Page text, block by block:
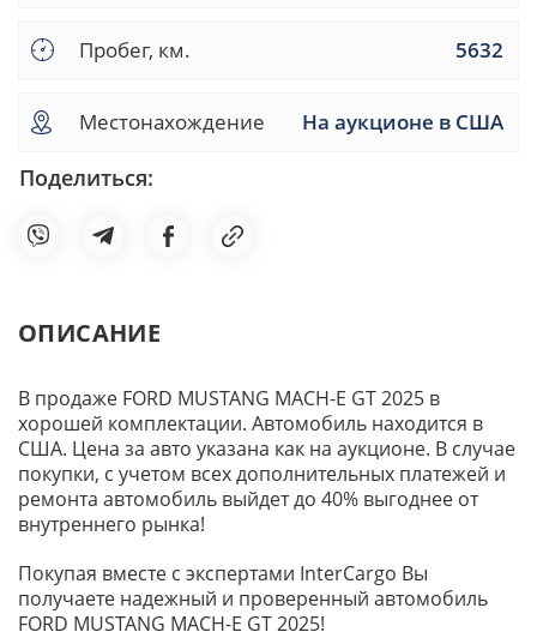
Пробег, км. 5632
Местонахождение На аукционе в США
Поделиться:
ОПИСАНИЕ
В продаже FORD MUSTANG MACH-E GT 2025 в
хорошей комплектации. Автомобиль находится в
США. Цена за авто указана как на аукционе. В случае
покупки, с учетом всех дополнительных платежей и
ремонта автомобиль выйдет до 40% выгоднее от
внутреннего рынка!
Покупая вместе с экспертами InterCargo Вы
получаете надежный и проверенный автомобиль
FORD MUSTANG MACH-E GT 2025!